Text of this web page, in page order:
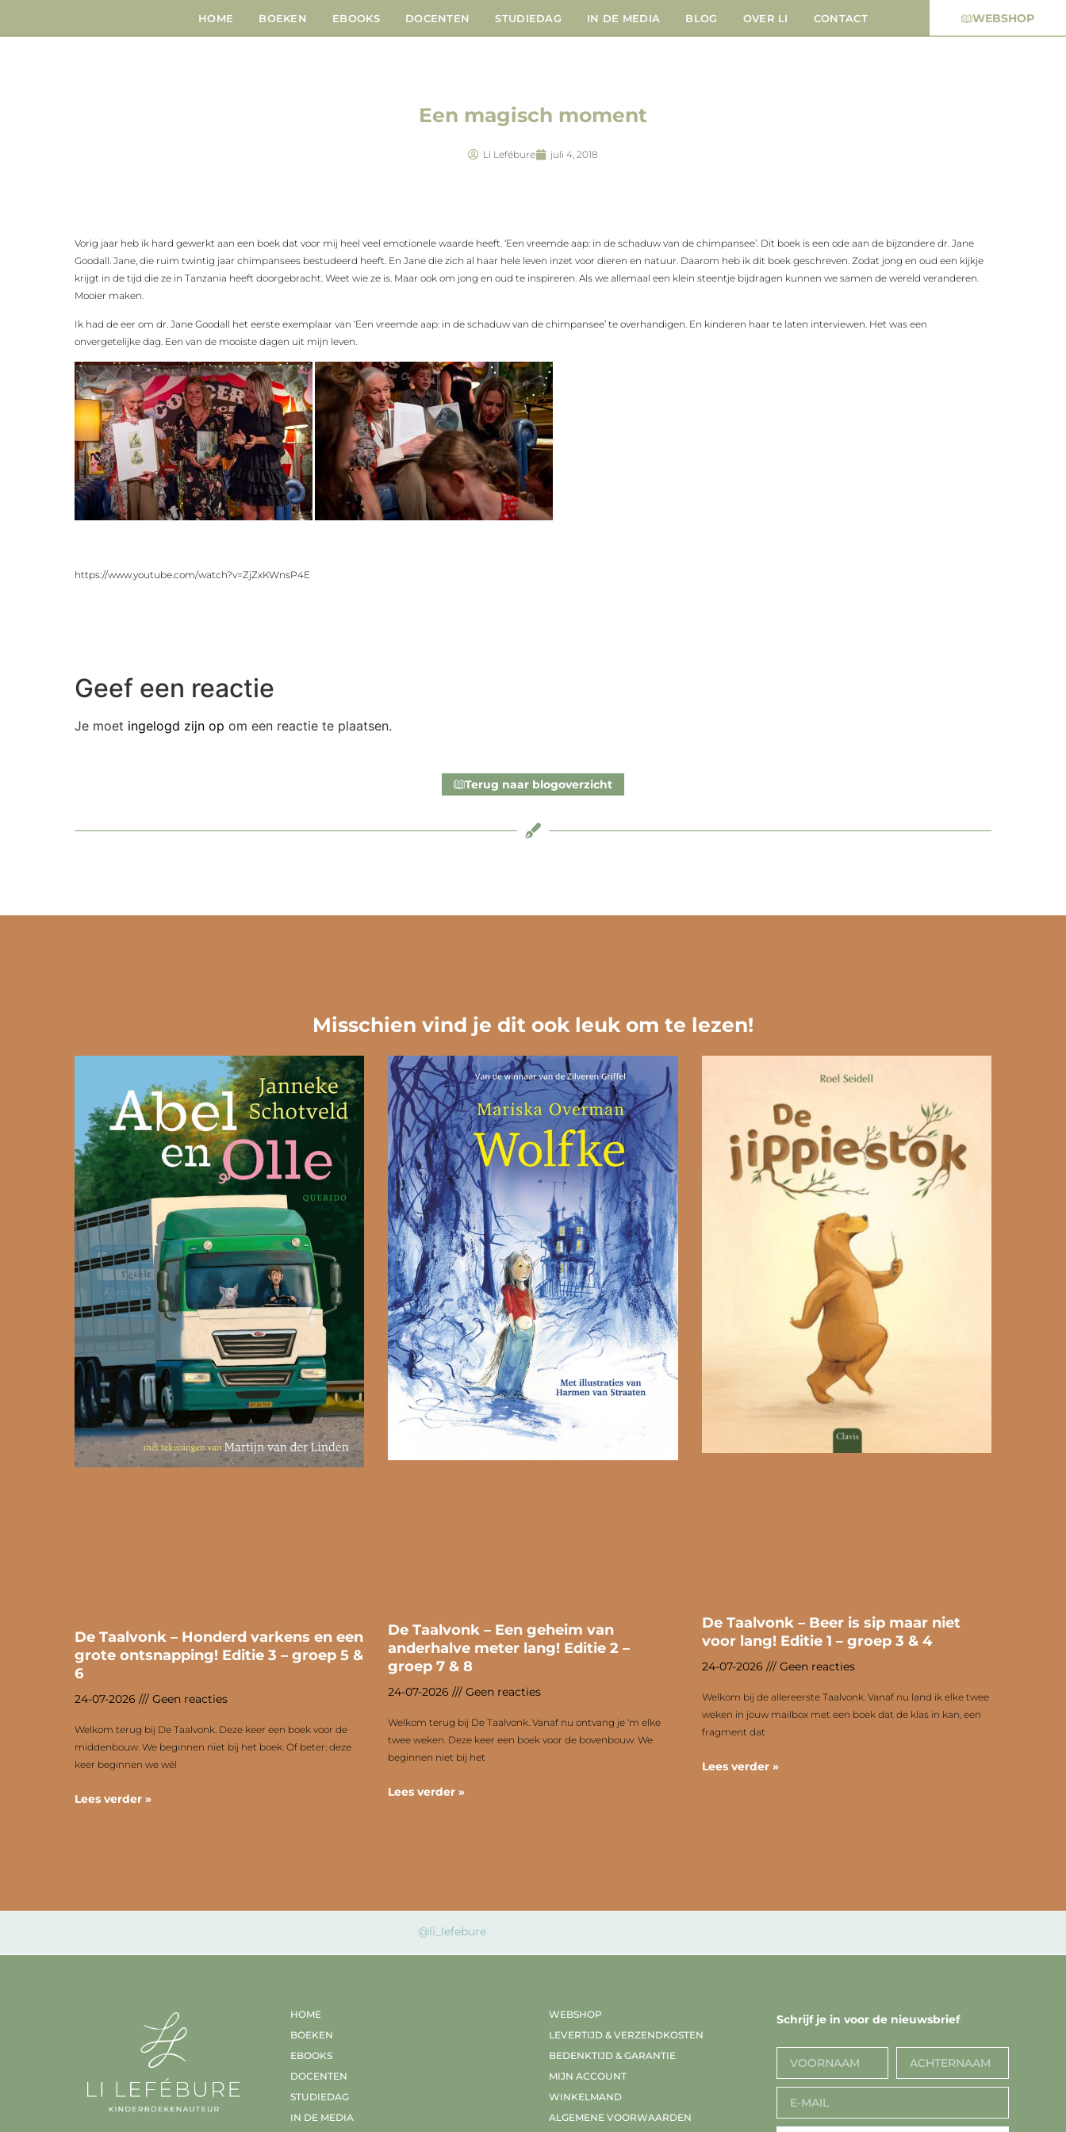
HOME BOEKEN EBOOKS DOCENTEN STUDIEDAG IN DE MEDIA BLOG OVER LI CONTACT WEBSHOP
Een magisch moment
Li Lefébure juli 4, 2018
Vorig jaar heb ik hard gewerkt aan een boek dat voor mij heel veel emotionele waarde heeft. ‘Een vreemde aap: in de schaduw van de chimpansee’. Dit boek is een ode aan de bijzondere dr. Jane
Goodall. Jane, die ruim twintig jaar chimpansees bestudeerd heeft. En Jane die zich al haar hele leven inzet voor dieren en natuur. Daarom heb ik dit boek geschreven. Zodat jong en oud een kijkje
krijgt in de tijd die ze in Tanzania heeft doorgebracht. Weet wie ze is. Maar ook om jong en oud te inspireren. Als we allemaal een klein steentje bijdragen kunnen we samen de wereld veranderen.
Mooier maken.
Ik had de eer om dr. Jane Goodall het eerste exemplaar van ‘Een vreemde aap: in de schaduw van de chimpansee’ te overhandigen. En kinderen haar te laten interviewen. Het was een
onvergetelijke dag. Een van de mooiste dagen uit mijn leven.
https://www.youtube.com/watch?v=ZjZxKWnsP4E
Geef een reactie
Je moet ingelogd zijn op om een reactie te plaatsen.
Terug naar blogoverzicht
Misschien vind je dit ook leuk om te lezen!
De Taalvonk – Honderd varkens en een
grote ontsnapping! Editie 3 – groep 5 &
6
24-07-2026 Geen reacties
Welkom terug bij De Taalvonk. Deze keer een boek voor de
middenbouw. We beginnen niet bij het boek. Of beter: deze
keer beginnen we wél
Lees verder »
De Taalvonk – Een geheim van
anderhalve meter lang! Editie 2 –
groep 7 & 8
24-07-2026 Geen reacties
Welkom terug bij De Taalvonk. Vanaf nu ontvang je ‘m elke
twee weken. Deze keer een boek voor de bovenbouw. We
beginnen niet bij het
Lees verder »
De Taalvonk – Beer is sip maar niet
voor lang! Editie 1 – groep 3 & 4
24-07-2026 Geen reacties
Welkom bij de allereerste Taalvonk. Vanaf nu land ik elke twee
weken in jouw mailbox met een boek dat de klas in kan, een
fragment dat
Lees verder »
@li_lefebure
HOME
BOEKEN
EBOOKS
DOCENTEN
STUDIEDAG
IN DE MEDIA
WEBSHOP
LEVERTIJD & VERZENDKOSTEN
BEDENKTIJD & GARANTIE
MIJN ACCOUNT
WINKELMAND
ALGEMENE VOORWAARDEN
Schrijf je in voor de nieuwsbrief